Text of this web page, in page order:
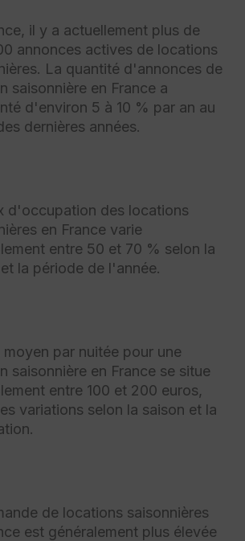
il y a actuellement plus de
annonces actives de locations
La quantité d'annonces de
saisonnière en France a
d'environ 5 à 10 % par an au
dernières années.
d'occupation des locations
en France varie
entre 50 et 70 % selon la
la période de l'année.
moyen par nuitée pour une
saisonnière en France se situe
entre 100 et 200 euros,
variations selon la saison et la
de locations saisonnières
est généralement plus élevée